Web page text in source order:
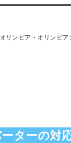
オリンピア・オリンピア
ターの対